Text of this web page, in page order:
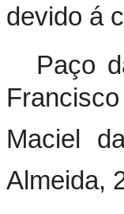
devido á
Paço
Maciel
Almeida,